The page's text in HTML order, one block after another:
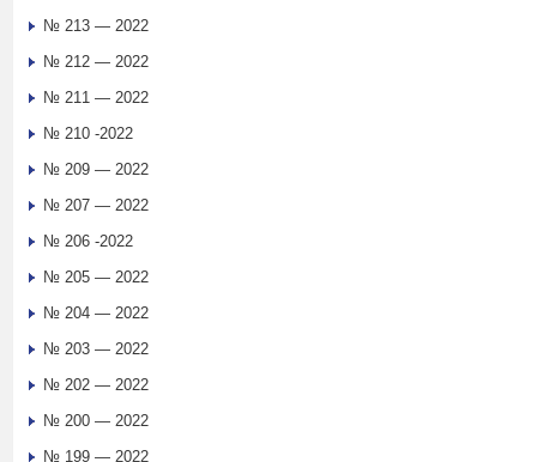
№ 213 — 2022
№ 212 — 2022
№ 211 — 2022
№ 210 -2022
№ 209 — 2022
№ 207 — 2022
№ 206 -2022
№ 205 — 2022
№ 204 — 2022
№ 203 — 2022
№ 202 — 2022
№ 200 — 2022
№ 199 — 2022